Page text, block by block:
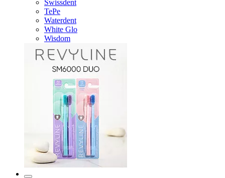
Swissdent
TePe
Waterdent
White Glo
Wisdom